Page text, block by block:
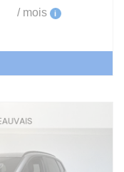
/ mois i